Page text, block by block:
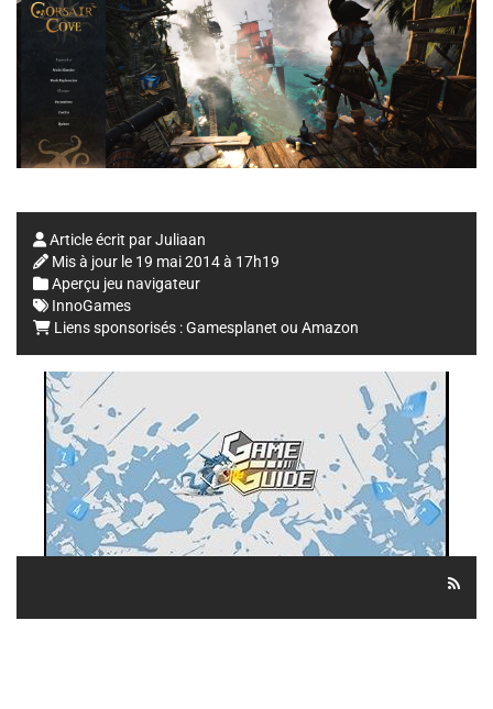
Article écrit parJuliaan
Mis à jour le 19 mai 2014 à 17h19
Aperçu jeu navigateur
InnoGames
Liens sponsorisés :Gamesplanet ou Amazon